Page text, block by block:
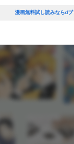
漫画無料試し読みならdブ